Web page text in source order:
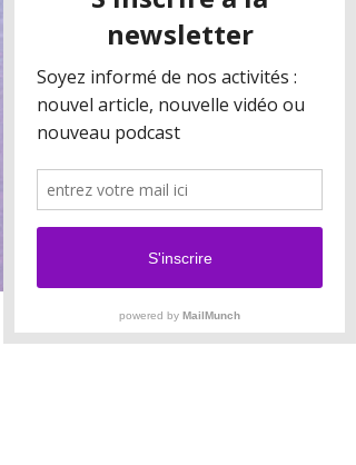
Notre blog
sous l'angle de l'astrologie karmique :
https://astrologielaurencelarzul.blogspot.com
Il faut être inscrit aux cours
pour participer à notre
groupe de discussion sur
Discord
Pour toute demande d'information, contactez
laurence.larzul@gmail.com